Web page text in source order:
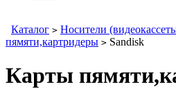
Каталог > Носители
пямяти,картридеры > Sandisk
Карты